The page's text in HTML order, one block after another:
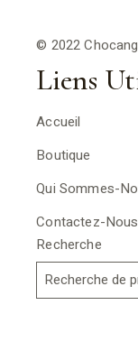
© 2022
Liens
Accueil
Boutique
Qui Sommes-
Contactez-
Recherche